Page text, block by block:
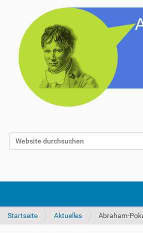
Website durchsuchen
Startseite Aktuelles Abraham-